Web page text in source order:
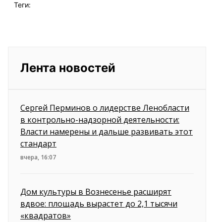
Теги:
Лента новостей
Сергей Перминов о лидерстве Ленобласти
в контрольно-надзорной деятельности:
Власти намерены и дальше развивать этот
стандарт
вчера, 16:07
Дом культуры в Вознесенье расширят
вдвое: площадь вырастет до 2,1 тысячи
«квадратов»